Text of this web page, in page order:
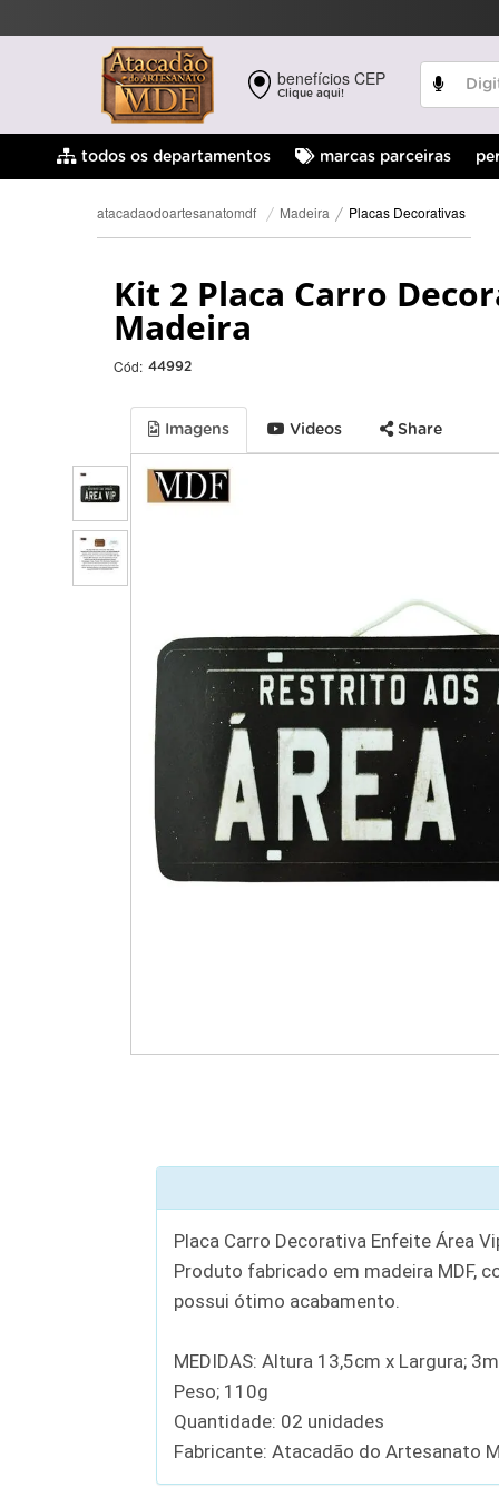
benefícios CEP
Clique aqui!
todos os departamentos marcas parceiras
atacadaodoartesanatomdf Madeira Placas Decorativas
Kit 2 Placa Carro
Madeira
Cód: 44992
Imagens Videos Share
Placa Carro Decorativa Enfeite Área
Produto fabricado em madeira MDF,
possui ótimo acabamento.
MEDIDAS: Altura 13,5cm x Largura;
Peso; 110g
Quantidade: 02 unidades
Fabricante: Atacadão do Artesanato